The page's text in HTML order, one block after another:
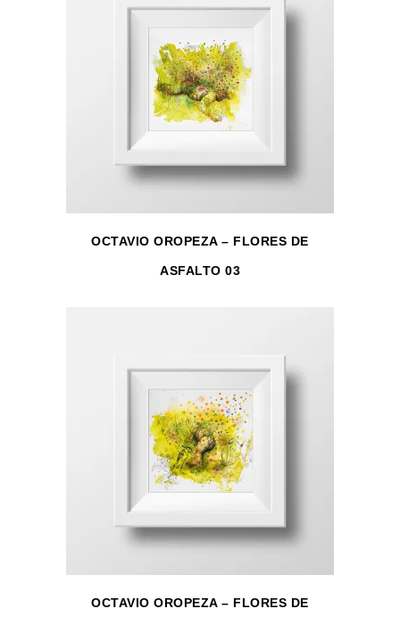
OCTAVIO OROPEZA – FLORES DE
ASFALTO 03
OCTAVIO OROPEZA – FLORES DE